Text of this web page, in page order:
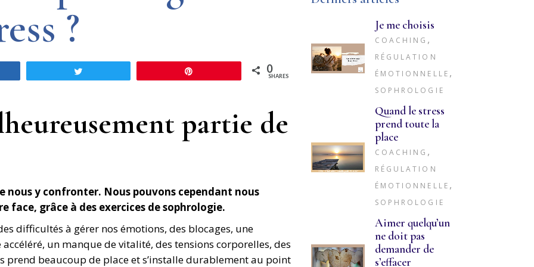
?
0
SHARES
partie de
nous y confronter. Nous pouvons cependant nous
face, grâce à des exercices de sophrologie.
difficultés à gérer nos émotions, des blocages, une
un manque de vitalité, des tensions corporelles, des
beaucoup de place et s’installe durablement au point
Je me choisis
COACHING ,
RÉGULATION
ÉMOTIONNELLE ,
SOPHROLOGIE
Quand le stress
prend toute la
place
COACHING ,
RÉGULATION
ÉMOTIONNELLE ,
SOPHROLOGIE
Aimer quelqu’un
ne doit pas
demander de
s’effacer